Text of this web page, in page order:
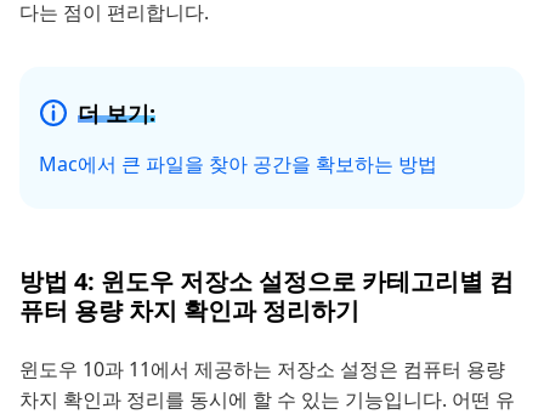
다는 점이 편리합니다.
더 보기:
Mac에서 큰 파일을 찾아 공간을 확보하는 방법
방법 4: 윈도우 저장소 설정으로 카테고리별 컴
퓨터 용량 차지 확인과 정리하기
윈도우 10과 11에서 제공하는 저장소 설정은 컴퓨터 용량
차지 확인과 정리를 동시에 할 수 있는 기능입니다. 어떤 유